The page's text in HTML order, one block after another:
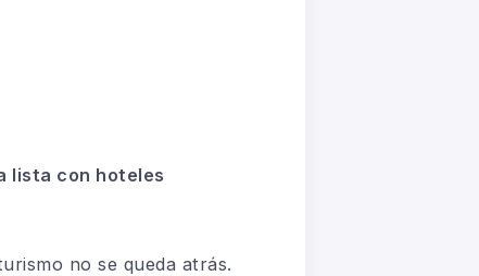
lista con hoteles
no se queda atrás.